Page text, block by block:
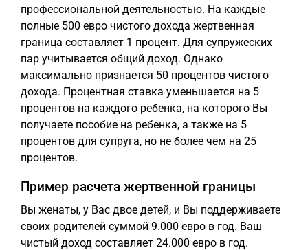
профессиональной деятельностью. На каждые
полные 500 евро чистого дохода жертвенная
граница составляет 1 процент. Для супружеских
пар учитывается общий доход. Однако
максимально признается 50 процентов чистого
дохода. Процентная ставка уменьшается на 5
процентов на каждого ребенка, на которого Вы
получаете пособие на ребенка, а также на 5
процентов для супруга, но не более чем на 25
процентов.
Пример расчета жертвенной границы
Вы женаты, у Вас двое детей, и Вы поддерживаете
своих родителей суммой 9.000 евро в год. Ваш
чистый доход составляет 24.000 евро в год.